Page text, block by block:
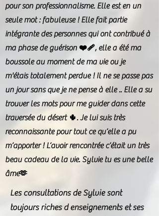
pour son professionnalisme. Elle est en un
seule mot : fabuleuse ! Elle fait partie
intégrante des personnes qui ont contribué à
ma phase de guérison ❤️‍🩹, elle a été ma
boussole au moment de ma vie ou je
m'étais totalement perdue ! Il ne se passe pas
un jour sans que je ne pense à elle .. Elle a su
trouver les mots pour me guider dans cette
traversée du désert 🌵. Je lui suis très
reconnaissante pour tout ce qu’elle a pu
m’apporter ! L’avoir rencontrée c’était un très
beau cadeau de la vie. Sylvie tu es une belle
âme🫶
Les consultations de Sylvie sont
toujours riches d enseignements et ses